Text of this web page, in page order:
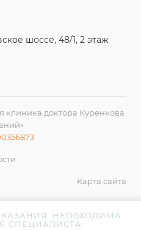
шоссе, 48/1, 2 этаж
клиника доктора Куренкова
Карта сайта
НЕОБХОДИМА
СПЕЦИАЛИСТА